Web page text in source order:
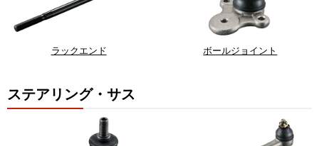
ラックエンド ボールジョイント
ステアリング・サス